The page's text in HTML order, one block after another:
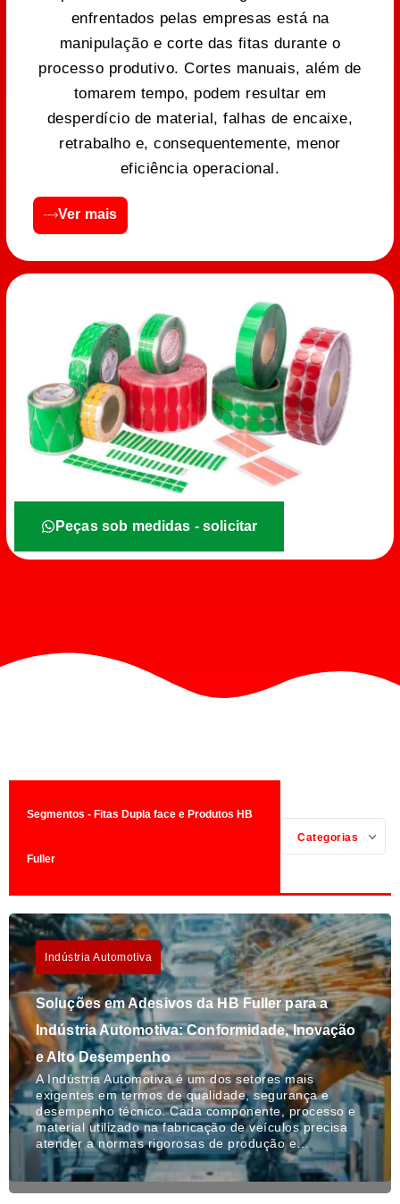
enfrentados pelas empresas está na
manipulação e corte das fitas durante o
processo produtivo. Cortes manuais, além de
tomarem tempo, podem resultar em
desperdício de material, falhas de encaixe,
retrabalho e, consequentemente, menor
eficiência operacional.
Ver mais
Peças sob medidas - solicitar
Segmentos - Fitas Dupla face e Produtos HB
Fuller
Categorias
Indústria Automotiva
Soluções em Adesivos da HB Fuller para a
Indústria Automotiva: Conformidade, Inovação
e Alto Desempenho
A Indústria Automotiva é um dos setores mais
exigentes em termos de qualidade, segurança e
desempenho técnico. Cada componente, processo e
material utilizado na fabricação de veículos precisa
atender a normas rigorosas de produção e…